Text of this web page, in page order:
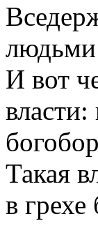
людьми
И вот
власти:
Такая
в грехе